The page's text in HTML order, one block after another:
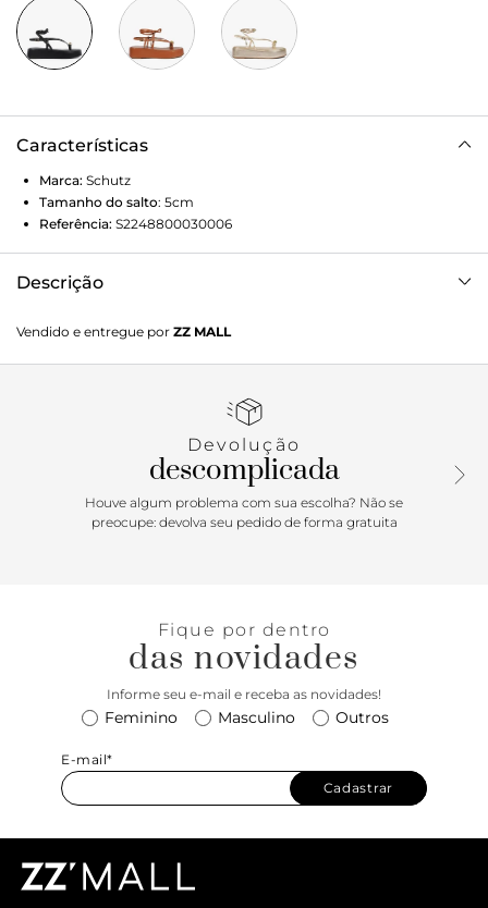
Características
Marca: Schutz
Tamanho do salto: 5cm
Referência: S2248800030006
Descrição
com salto flatform aposta no contraste entre o visual leve
das tiras finas e a base robusta. O cabedal traz um delicado
especial. Com fechamento por fivela no tornozelo e
produções modernas com conforto e personalidade!
Vendido e entregue por ZZ MALL
Devolução
descomplicada
Houve algum problema com sua escolha? Não se
preocupe: devolva seu pedido de forma gratuita
Fique por dentro
das novidades
Informe seu e-mail e receba as novidades!
Feminino Masculino Outros
E-mail*
Cadastrar